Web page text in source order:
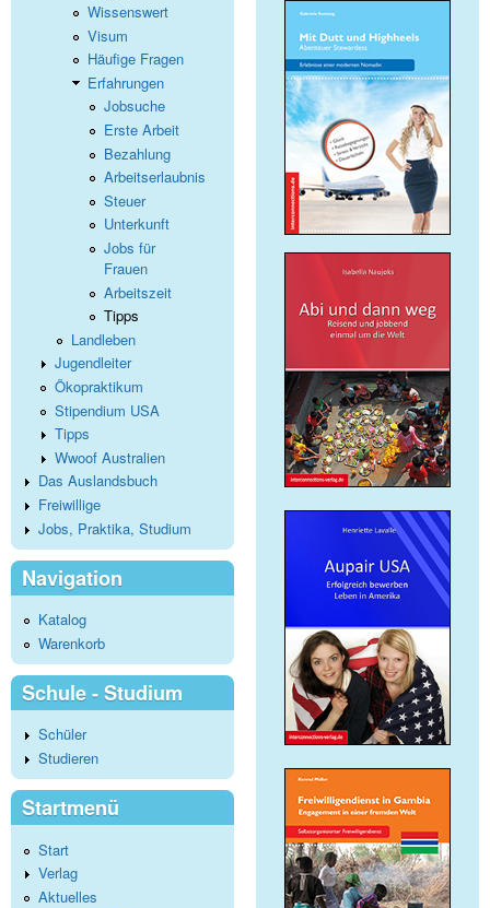
Wissenswert
Visum
Häufige Fragen
Erfahrungen
Jobsuche
Erste Arbeit
Bezahlung
Arbeitserlaubnis
Steuer
Unterkunft
Jobs für
Frauen
Arbeitszeit
Tipps
Landleben
Jugendleiter
Ökopraktikum
Stipendium USA
Tipps
Wwoof Australien
Das Auslandsbuch
Freiwillige
Jobs, Praktika, Studium
Navigation
Katalog
Warenkorb
Schule - Studium
Schüler
Studieren
Startmenü
Start
Verlag
Aktuelles